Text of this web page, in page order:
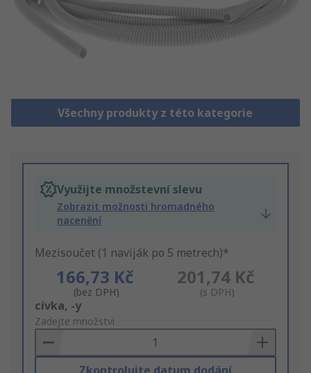
Všechny produkty z této kategorie
Využijte množstevní slevu
Zobrazit možnosti hromadného
nacenění
Mezisoučet (1 naviják po 5 metrech)*
166,73 Kč
(bez DPH)
201,74 Kč
(s DPH)
Add
to
Basket
cívka, -y
Zadejte množství